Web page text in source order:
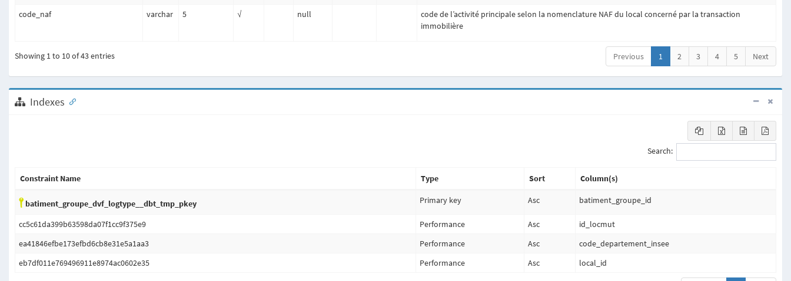
code_naf varchar 5 √ null
code de l’activité principale selon la nomenclature NAF du local concerné par la transaction
immobilière
Showing 1 to 10 of 43 entries Previous 1 2 3 4 5 Next
Indexes
Search:
Constraint Name Type Sort Column(s)
batiment_groupe_dvf_logtype__dbt_tmp_pkey Primary key Asc batiment_groupe_id
cc5c61da399b63598da07f1cc9f375e9 Performance Asc
id_locmut
ea41846efbe173efbd6cb8e31e5a1aa3
Performance Asc
code_departement_insee
eb7df011e769496911e8974ac0602e35
Performance Asc local_id